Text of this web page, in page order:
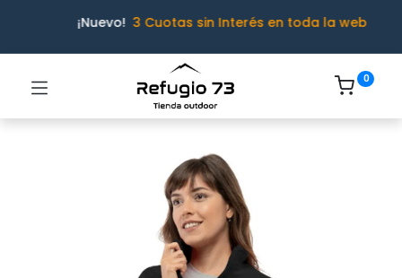
¡Nuevo! 3 Cuotas sin Interés en toda la web
0